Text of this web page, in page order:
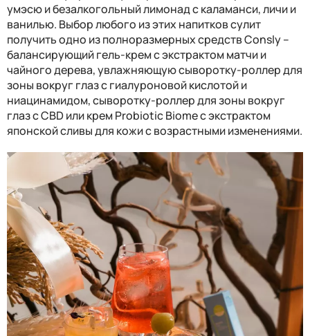
умэсю и безалкогольный лимонад с каламанси, личи и
ванилью. Выбор любого из этих напитков сулит
получить одно из полноразмерных средствConsly–
балансирующий гель-крем с экстрактом матчи и
чайного дерева, увлажняющую сыворотку-роллер для
зоны вокруг глаз с гиалуроновой кислотой и
ниацинамидом, сыворотку-роллер для зоны вокруг
глаз с CBD или крем Probiotic Biome с экстрактом
японской сливы для кожи с возрастными изменениями.